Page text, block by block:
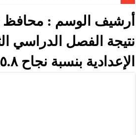
أرشيف الوسم : محافظ
نتيجة الفصل الدراسي
الإعدادية بنسبة نجاح ٨٥.٨ %